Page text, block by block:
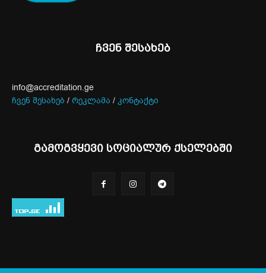
ჩვენ შესახებ
info@accreditation.ge
ჩვენ შესახებ / რეკლამა / კონტაქტი
გამოგვყევი სოციალურ ქსელებში